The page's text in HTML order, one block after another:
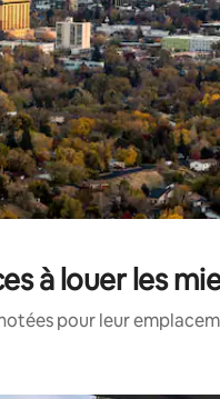
à louer les
pour leur